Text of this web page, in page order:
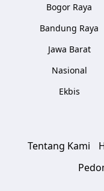
Bogor Raya
Bandung Raya
Jawa Barat
Nasional
Ekbis
Tentang Kami